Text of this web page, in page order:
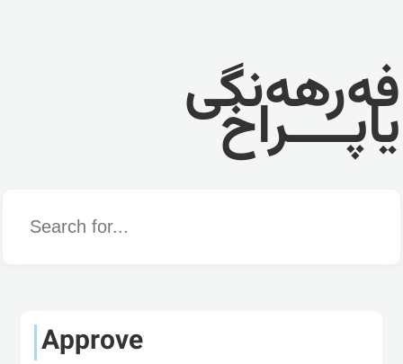
فەرهەنگی
یاپــــراخ
Word
Approve